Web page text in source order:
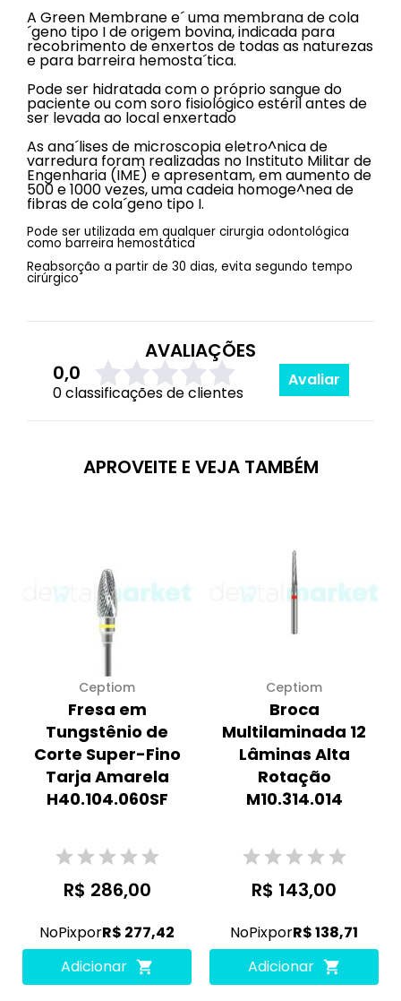
A Green Membrane e´ uma membrana de cola
´geno tipo I de origem bovina, indicada para
recobrimento de enxertos de todas as naturezas
e para barreira hemosta´tica.
Pode ser hidratada com o próprio sangue do
paciente ou com soro fisiológico estéril antes de
ser levada ao local enxertado
As ana´lises de microscopia eletro^nica de
varredura foram realizadas no Instituto Militar de
Engenharia (IME) e apresentam, em aumento de
500 e 1000 vezes, uma cadeia homoge^nea de
fibras de cola´geno tipo I.
Pode ser utilizada em qualquer cirurgia odontológica
como barreira hemostática
Reabsorção a partir de 30 dias, evita segundo tempo
cirúrgico
AVALIAÇÕES
0,0
0 classificações de clientes
Avaliar
APROVEITE E VEJA TAMBÉM
Ceptiom
Fresa em
Tungstênio de
Corte Super-Fino
Tarja Amarela
H40.104.060SF
R$ 286,00
NoPixporR$ 277,42
Adicionar
Ceptiom
Broca
Multilaminada 12
Lâminas Alta
Rotação
M10.314.014
R$ 143,00
NoPixporR$ 138,71
Adicionar